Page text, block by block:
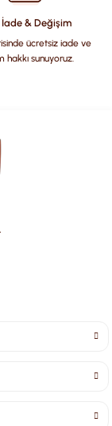
İade & Değişim
ücretsiz iade ve
hakkı sunuyoruz.